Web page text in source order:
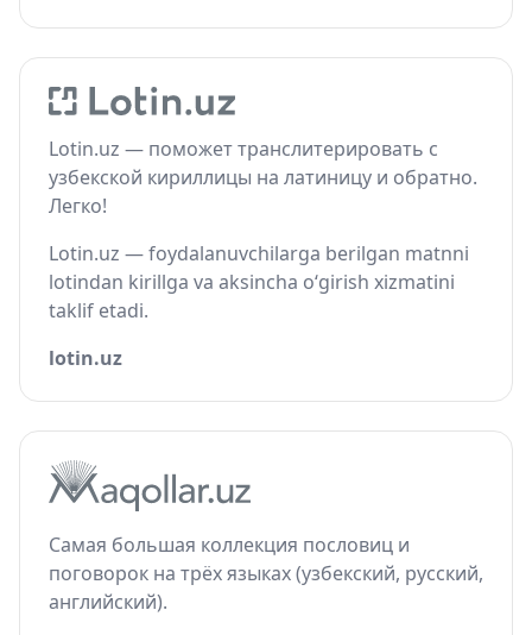
Lotin.uz — поможет транслитерировать с
узбекской кириллицы на латиницу и обратно.
Легко!
Lotin.uz — foydalanuvchilarga berilgan matnni
lotindan kirillga va aksincha o‘girish xizmatini
taklif etadi.
lotin.uz
Самая большая коллекция пословиц и
поговорок на трёх языках (узбекский, русский,
английский).